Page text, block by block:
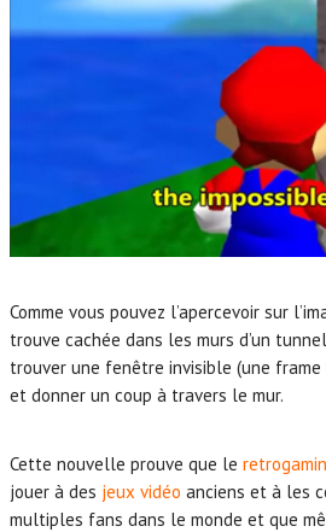
Comme vous pouvez l’apercevoir sur
trouve cachée dans les murs d’un
trouver une fenêtre invisible (une frame
et donner un coup à travers le mur.
Cette nouvelle prouve que le
jouer à des jeux vidéo anciens et à les
multiples fans dans le monde et que